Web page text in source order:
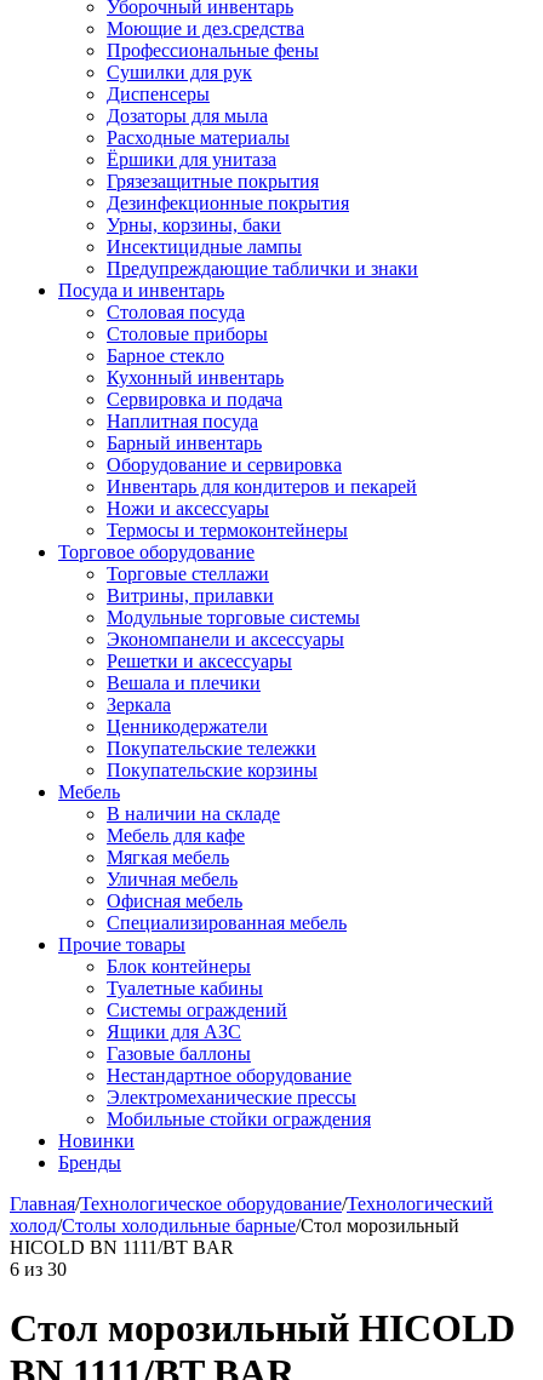
Уборочный инвентарь
Моющие и дез.средства
Профессиональные фены
Сушилки для рук
Диспенсеры
Дозаторы для мыла
Расходные материалы
Ёршики для унитаза
Грязезащитные покрытия
Дезинфекционные покрытия
Урны, корзины, баки
Инсектицидные лампы
Предупреждающие таблички и знаки
Посуда и инвентарь
Столовая посуда
Столовые приборы
Барное стекло
Кухонный инвентарь
Сервировка и подача
Наплитная посуда
Барный инвентарь
Оборудование и сервировка
Инвентарь для кондитеров и пекарей
Ножи и аксессуары
Термосы и термоконтейнеры
Торговое оборудование
Торговые стеллажи
Витрины, прилавки
Модульные торговые системы
Экономпанели и аксессуары
Решетки и аксессуары
Вешала и плечики
Зеркала
Ценникодержатели
Покупательские тележки
Покупательские корзины
Мебель
В наличии на складе
Мебель для кафе
Мягкая мебель
Уличная мебель
Офисная мебель
Специализированная мебель
Прочие товары
Блок контейнеры
Туалетные кабины
Системы ограждений
Ящики для АЗС
Газовые баллоны
Нестандартное оборудование
Электромеханические прессы
Мобильные стойки ограждения
Новинки
Бренды
Главная/Технологическое оборудование/Технологический
холод/Столы холодильные барные/Стол морозильный
HICOLD BN 1111/BT BAR
6 из 30
Стол морозильный HICOLD